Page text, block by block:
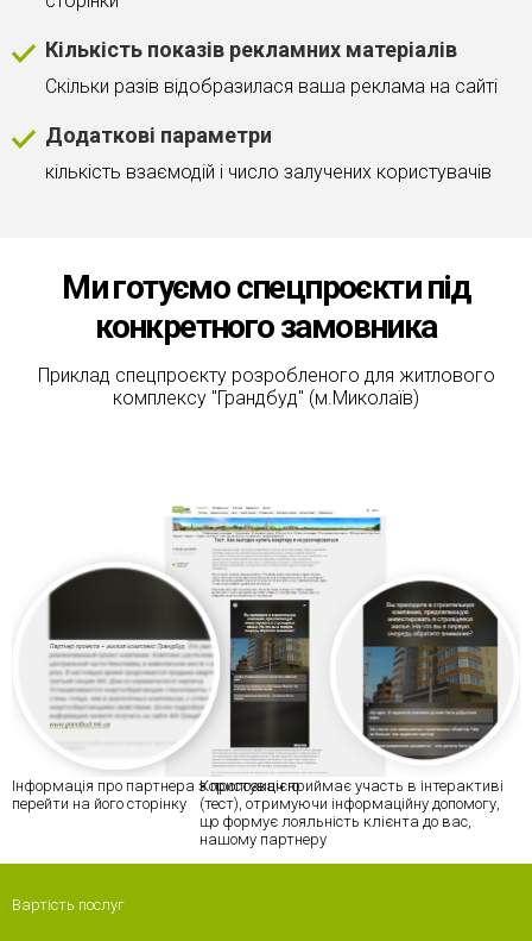
Кількість показів рекламних матеріалів
Скільки разів відобразилася ваша реклама на сайті
Додаткові параметри
кількість взаємодій і число залучених користувачів
Ми готуємо спецпроєкти під
конкретного замовника
Приклад спецпроєкту розробленого для житлового
комплексу "Грандбуд" (м.Миколаїв)
Інформація про партнера з пропозицією
перейти на його сторінку
Користувач приймає участь в інтерактиві
(тест), отримуючи інформаційну допомогу,
що формує лояльність клієнта до вас,
нашому партнеру
Вартість послуг